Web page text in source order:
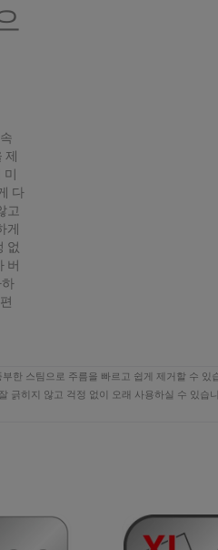
제
다
고
게
없
버
한 스팀으로 주름을 빠르고 쉽게 제거할 수
긁히지 않고 걱정 없이 오래 사용하실 수 있